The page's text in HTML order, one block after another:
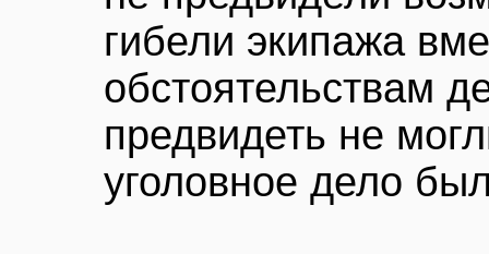
гибели экипажа
обстоятельствам
предвидеть не
уголовное дело